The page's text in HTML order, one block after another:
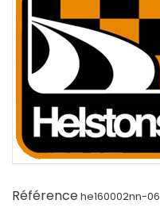
Référencehe160002nn-06